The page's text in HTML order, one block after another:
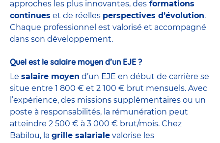
approches les plus innovantes, des formations
continues et de réelles perspectives d’évolution.
Chaque professionnel est valorisé et accompagné
dans son développement.
Quel est le salaire moyen d’un EJE ?
Le salaire moyen d’un EJE en début de carrière se
situe entre 1 800 € et 2 100 € brut mensuels. Avec
l’expérience, des missions supplémentaires ou un
poste à responsabilités, la rémunération peut
atteindre 2 500 € à 3 000 € brut/mois. Chez
Babilou, la grille salariale valorise les